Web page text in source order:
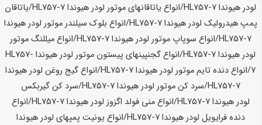
لودرهیوندا HL757-7 /انواع یاتاقانهای موتور لودرهیوندا HL757-7
/یاتاقان
پمپ هیدرولیک لودرهیوندا HL757-7 /انواع بلوک سیلندر موتور لودرهیوندا
HL757-7/انواع سوپاپ موتور لودرهیوندا HL757-7
/انواع میللنگ موتور
لودرهیوندا HL757-7 /انواع گجنپینهای پیستون موتور لودر
هیوندا HL757-
7/انواع دنده تایم موتور لودرهیوندا HL757-7 /انواع گیج روغن لودرهیوندا
HL757-7/سرد کن موتور لودرهیوندا HL757-7
/سرد کن گیربکس
لودرهیوندا HL757-7 /انواع منی فولد اگزوز لودرهیوندا HL757-7
/انواع
دنده فرایویل لودرهیوندا HL757-7 /انواع یونیت پمپهای لودرهیوندا